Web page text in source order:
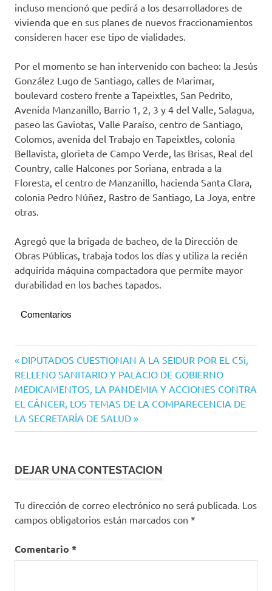
incluso mencionó que pedirá a los desarrolladores de
vivienda que en sus planes de nuevos fraccionamientos
consideren hacer ese tipo de vialidades.
Por el momento se han intervenido con bacheo: la Jesús
González Lugo de Santiago, calles de Marimar,
boulevard costero frente a Tapeixtles, San Pedrito,
Avenida Manzanillo, Barrio 1, 2, 3 y 4 del Valle, Salagua,
paseo las Gaviotas, Valle Paraíso, centro de Santiago,
Colomos, avenida del Trabajo en Tapeixtles, colonia
Bellavista, glorieta de Campo Verde, las Brisas, Real del
Country, calle Halcones por Soriana, entrada a la
Floresta, el centro de Manzanillo, hacienda Santa Clara,
colonia Pedro Núñez, Rastro de Santiago, La Joya, entre
otras.
Agregó que la brigada de bacheo, de la Dirección de
Obras Públicas, trabaja todos los días y utiliza la recién
adquirida máquina compactadora que permite mayor
durabilidad en los baches tapados.
Comentarios
Navegación
de
entradas
Entrada
anterior:
DIPUTADOS CUESTIONAN A LA SEIDUR POR EL C5i,
RELLENO SANITARIO Y PALACIO DE GOBIERNO
Siguiente
entrada:
MEDICAMENTOS, LA PANDEMIA Y ACCIONES CONTRA
EL CÁNCER, LOS TEMAS DE LA COMPARECENCIA DE
LA SECRETARÍA DE SALUD
DEJAR UNA CONTESTACION
Tu dirección de correo electrónico no será publicada. Los
campos obligatorios están marcados con *
Comentario *